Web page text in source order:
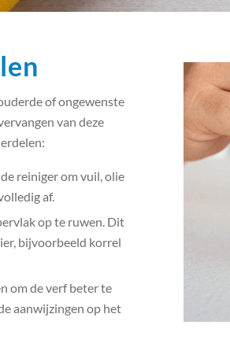
of ongewenste
van deze
reiniger om vuil, olie
af.
op te ruwen. Dit
bijvoorbeeld korrel
om de verf beter te
aanwijzingen op het